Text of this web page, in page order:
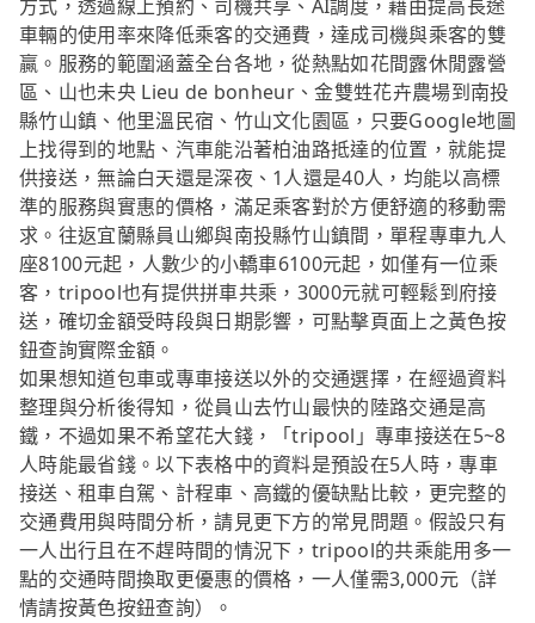
方式，透過線上預約、司機共享、AI調度，藉由提高長途
車輛的使用率來降低乘客的交通費，達成司機與乘客的雙
贏。服務的範圍涵蓋全台各地，從熱點如花間露休閒露營
區、山也未央 Lieu de bonheur、金雙甡花卉農場到南投
縣竹山鎮、他里溫民宿、竹山文化園區，只要Google地圖
上找得到的地點、汽車能沿著柏油路抵達的位置，就能提
供接送，無論白天還是深夜、1人還是40人，均能以高標
準的服務與實惠的價格，滿足乘客對於方便舒適的移動需
求。往返宜蘭縣員山鄉與南投縣竹山鎮間，單程專車九人
座8100元起，人數少的小轎車6100元起，如僅有一位乘
客，tripool也有提供拼車共乘，3000元就可輕鬆到府接
送，確切金額受時段與日期影響，可點擊頁面上之黃色按
鈕查詢實際金額。
如果想知道包車或專車接送以外的交通選擇，在經過資料
整理與分析後得知，從員山去竹山最快的陸路交通是高
鐵，不過如果不希望花大錢，「tripool」專車接送在5~8
人時能最省錢。以下表格中的資料是預設在5人時，專車
接送、租車自駕、計程車、高鐵的優缺點比較，更完整的
交通費用與時間分析，請見更下方的常見問題。假設只有
一人出行且在不趕時間的情況下，tripool的共乘能用多一
點的交通時間換取更優惠的價格，一人僅需3,000元（詳
情請按黃色按鈕查詢）。